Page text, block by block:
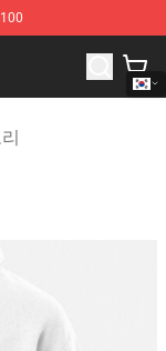
Shop